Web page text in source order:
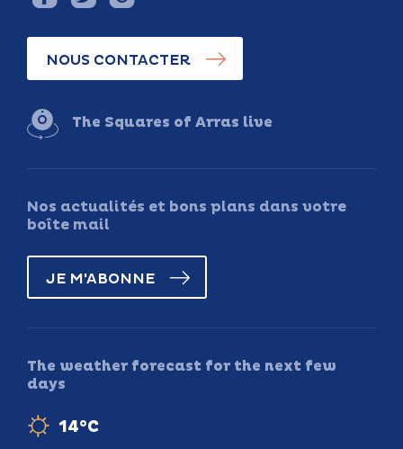
NOUS CONTACTER
The Squares of Arras live
Nos actualités et bons plans dans votre
boîte mail
JE M'ABONNE
The weather forecast for the next few
days
14°C